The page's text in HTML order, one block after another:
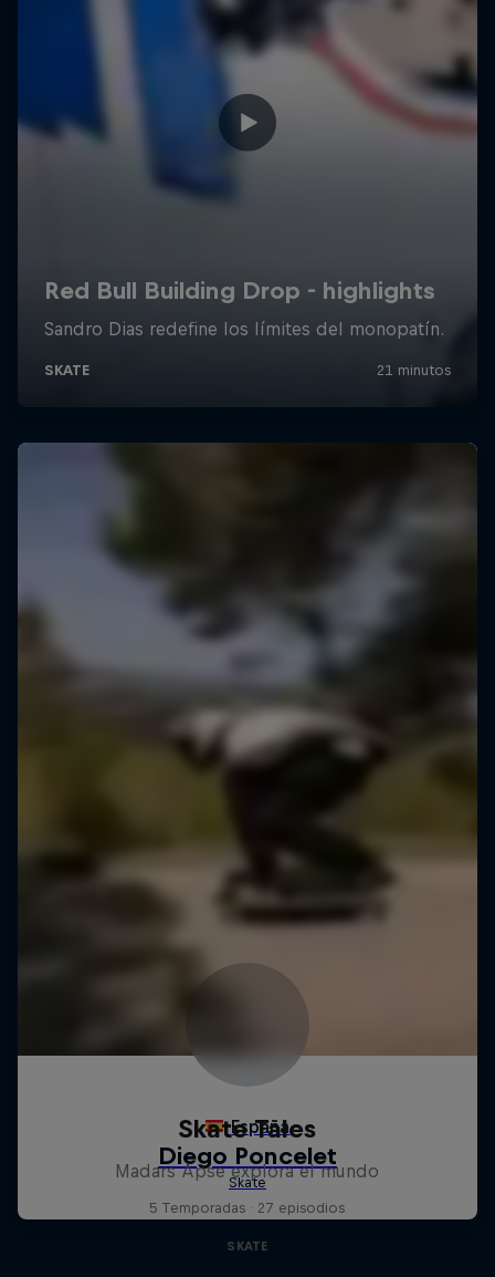
Skate Tales
Madars Apse explora el mundo
5 Temporadas · 27 episodios
SKATE